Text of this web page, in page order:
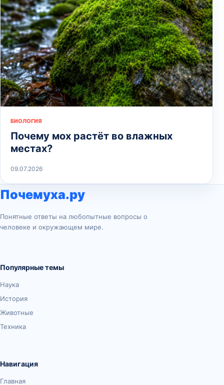
БИОЛОГИЯ
Почему мох растёт во влажных
местах?
09.07.2026
Почемуха.ру
Понятные ответы на любопытные вопросы о
человеке и окружающем мире.
Популярные темы
Наука
История
Животные
Техника
Навигация
Главная